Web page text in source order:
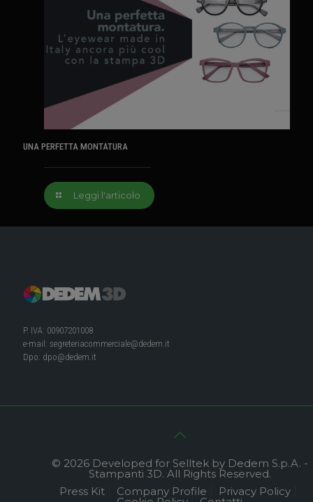
UNA PERFETTA MONTATURA
Leggi l'articolo
P. IVA: 00907201008
e-mail: segreteriacommerciale@dedem.it
Dpo: dpo@dedem.it
© 2026 Developed for Selltek by Dedem S.p.A. -
Stampanti 3D. All Rights Reserved.
Press Kit
Company Profile Privacy Policy